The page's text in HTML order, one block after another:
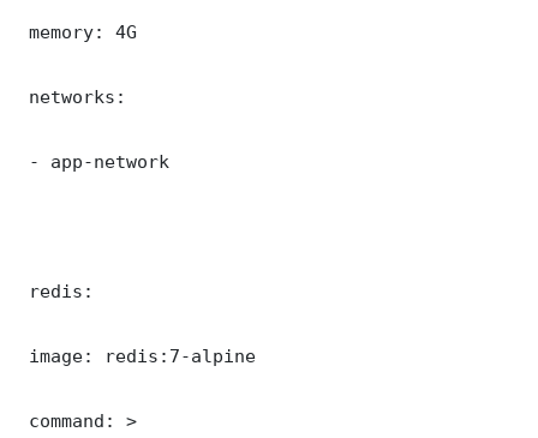
memory: 4G
networks:
- app-network
redis:
image: redis:7-alpine
command: >